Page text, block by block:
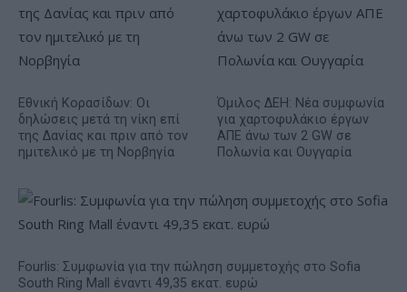
Εθνική Κορασίδων: Οι
δηλώσεις μετά τη νίκη επί
της Δανίας και πριν από τον
ημιτελικό με τη Νορβηγία
Όμιλος ΔΕΗ: Νέα συμφωνία
για χαρτοφυλάκιο έργων
ΑΠΕ άνω των 2 GW σε
Πολωνία και Ουγγαρία
Fourlis: Συμφωνία για την πώληση συμμετοχής στο Sofia
South Ring Mall έναντι 49,35 εκατ. ευρώ